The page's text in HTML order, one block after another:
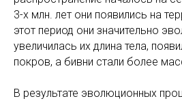
3-х млн. лет они появились на
этот период они значительно
увеличилась их длина тела,
покров, а бивни стали более
В результате эволюционных